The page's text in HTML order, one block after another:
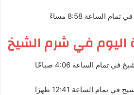
الساعة 8:58 مساءً
اليوم في شرم الشيخ
الساعة 4:06 صباحًا
الساعة 12:41 ظهرًا